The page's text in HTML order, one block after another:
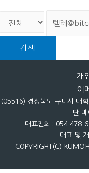
검색
개
이
(05516) 경상북도 구미시 대
단 메
대표전화 : 054-478-
대표 및
COPYRIGHT(C)